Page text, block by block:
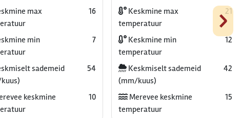
›
max
16
min
7
sademeid
54
keskmine
10
Keskmine max
temperatuur
21
Keskmine min
temperatuur
12
Keskmiselt sademeid
(mm/kuus)
42
Merevee keskmine
temperatuur
15